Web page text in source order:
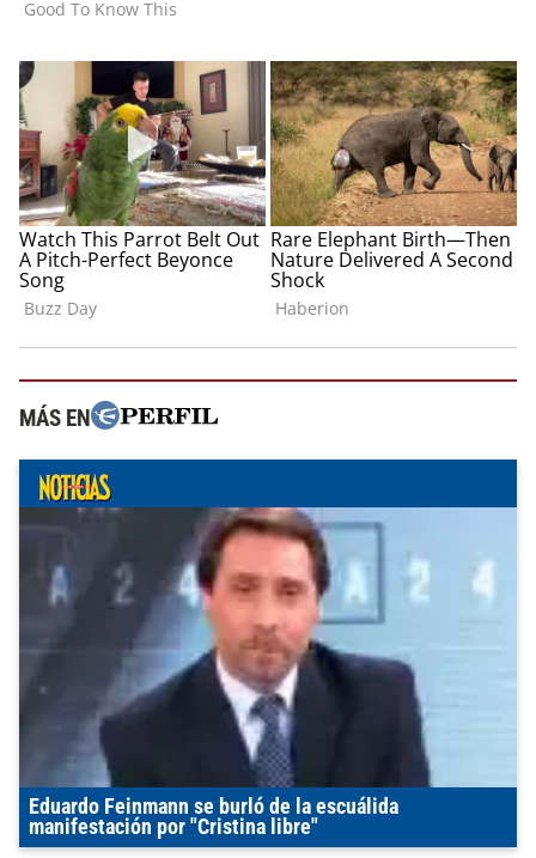
MÁS EN
Eduardo Feinmann se burló de la escuálida
manifestación por "Cristina libre"